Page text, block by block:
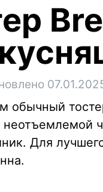
обычный
неотъемлемой
Для